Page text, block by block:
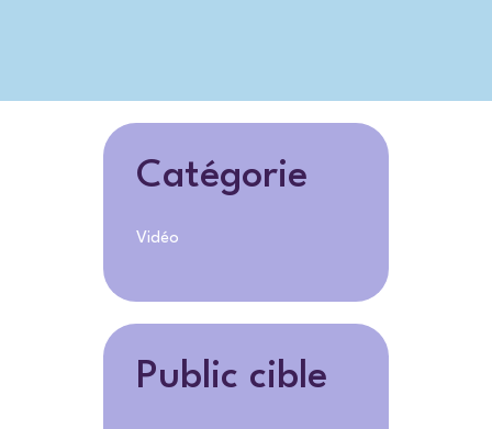
Catégorie
Vidéo
Public cible